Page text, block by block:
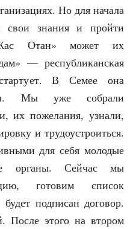
Но для начала
свои знания и пройти
Отан» может их
— республиканская
В Семее она
Мы уже собрали
их пожелания, узнали,
и трудоустроиться.
для себя молодые
органы. Сейчас мы
готовим список
подписан договор.
После этого на втором